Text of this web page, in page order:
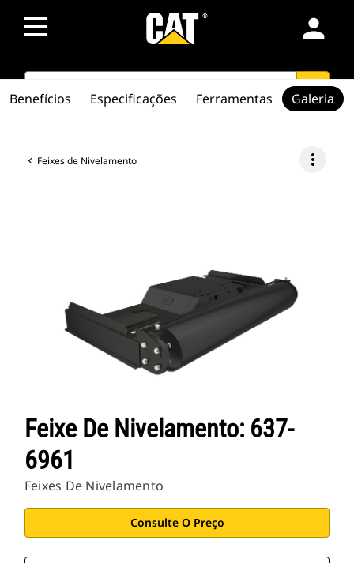
person
SEARCH search
Feixes de Nivelamento more_vert
Feixe De Nivelamento: 637-
6961
Feixes De Nivelamento
Consulte O Preço
Benefícios Especificações Ferramentas Galeria